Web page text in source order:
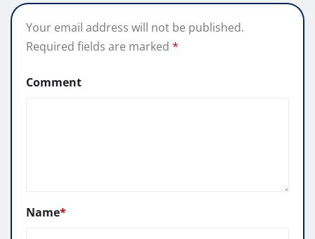
Your email address will not be published.
Required fields are marked *
Comment
Name*